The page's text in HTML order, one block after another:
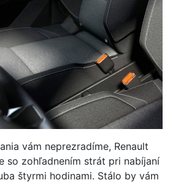
vám neprezradíme, Renault
so zohľadnením strát pri nabíjaní
štyrmi hodinami. Stálo by vám